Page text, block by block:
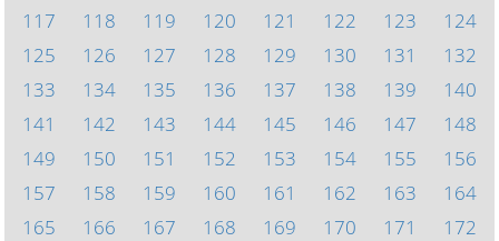
117
118 119 120 121 122 123
124
125
126 127 128 129 130 131
132
133
134 135 136 137 138 139
140
141
142 143 144 145 146 147
148
149
150 151 152 153 154 155
156
157
158 159 160 161 162 163
164
165
166 167 168 169 170 171
172